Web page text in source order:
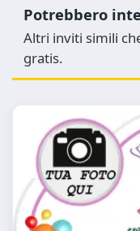
Potrebbero
Altri inviti simili
gratis.